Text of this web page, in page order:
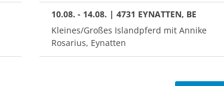
10.08. - 14.08. | 4731 EYNATTEN, BE
Kleines/Großes Islandpferd mit Annike
Rosarius, Eynatten